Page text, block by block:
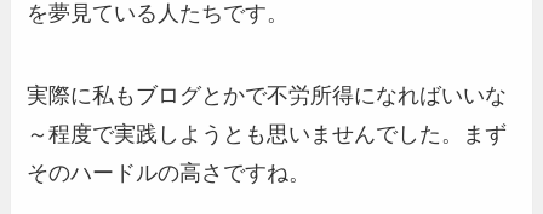
を夢見ている人たちです。
実際に私もブログとかで不労所得になればいいな
～程度で実践しようとも思いませんでした。まず
そのハードルの高さですね。